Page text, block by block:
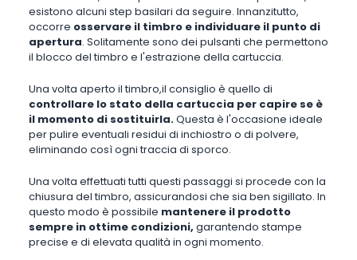
esistono alcuni step basilari da seguire. Innanzitutto,
occorre osservare il timbro e individuare il punto di
apertura. Solitamente sono dei pulsanti che permettono
il blocco del timbro e l'estrazione della cartuccia.
Una volta aperto il timbro,il consiglio è quello di
controllare lo stato della cartuccia per capire se è
il momento di sostituirla.Questa è l'occasione ideale
per pulire eventuali residui di inchiostro o di polvere,
eliminando così ogni traccia di sporco.
Una volta effettuati tutti questi passaggi si procede con la
chiusura del timbro, assicurandosi che sia ben sigillato. In
questo modo è possibile mantenere il prodotto
sempre in ottime condizioni, garantendo stampe
precise e di elevata qualità in ogni momento.